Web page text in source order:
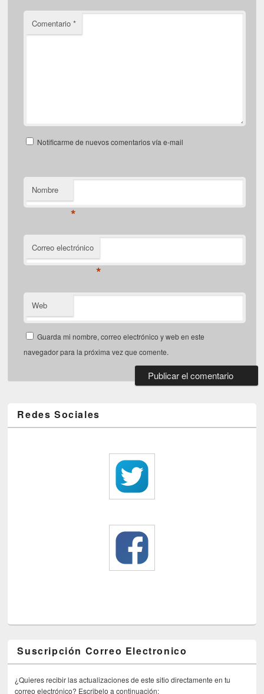
Comentario*
Notificarme de nuevos comentarios vía e-mail
Nombre
*
Correo electrónico
*
Web
Guarda mi nombre, correo electrónico y web en este
navegador para la próxima vez que comente.
Redes Sociales
Suscripción Correo Electronico
¿Quieres recibir las actualizaciones de este sitio directamente en tu
correo electrónico? Escribelo a continuación: